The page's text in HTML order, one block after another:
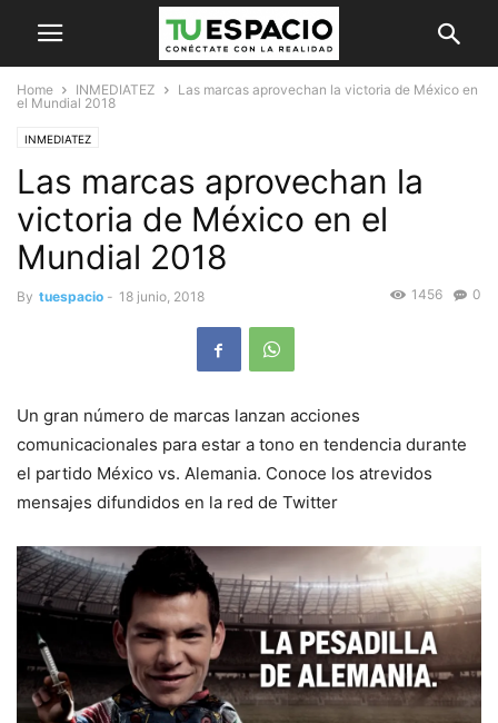
Home INMEDIATEZ
Las marcas aprovechan la victoria de México en
el Mundial 2018
INMEDIATEZ
Las marcas aprovechan la
victoria de México en el
Mundial 2018
By tuespacio - 18 junio, 2018 0
1456
Un gran número de marcas lanzan acciones
comunicacionales para estar a tono en tendencia durante
el partido México vs. Alemania. Conoce los atrevidos
mensajes difundidos en la red de Twitter